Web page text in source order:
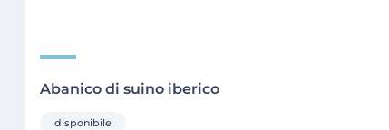
Abanico di suino iberico
disponibile